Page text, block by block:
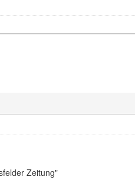
Zeitung"